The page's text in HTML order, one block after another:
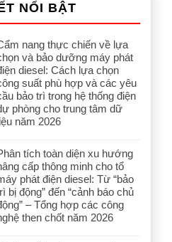
NỔI BẬT
nang thực chiến về lựa
và bảo dưỡng máy phát
diesel: Cách lựa chọn
suất phù hợp và các yêu
bảo trì trong hệ thống điện
phòng cho trung tâm dữ
năm 2026
tích toàn diện xu hướng
cấp thông minh cho tổ
phát điện diesel: Từ “bảo
bị động” đến “cảnh báo chủ
– Tổng hợp các công
then chốt năm 2026